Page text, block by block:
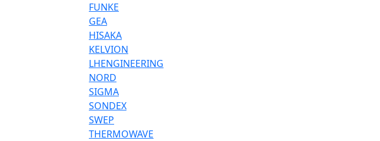
FUNKE
GEA
HISAKA
KELVION
LHENGINEERING
NORD
SIGMA
SONDEX
SWEP
THERMOWAVE